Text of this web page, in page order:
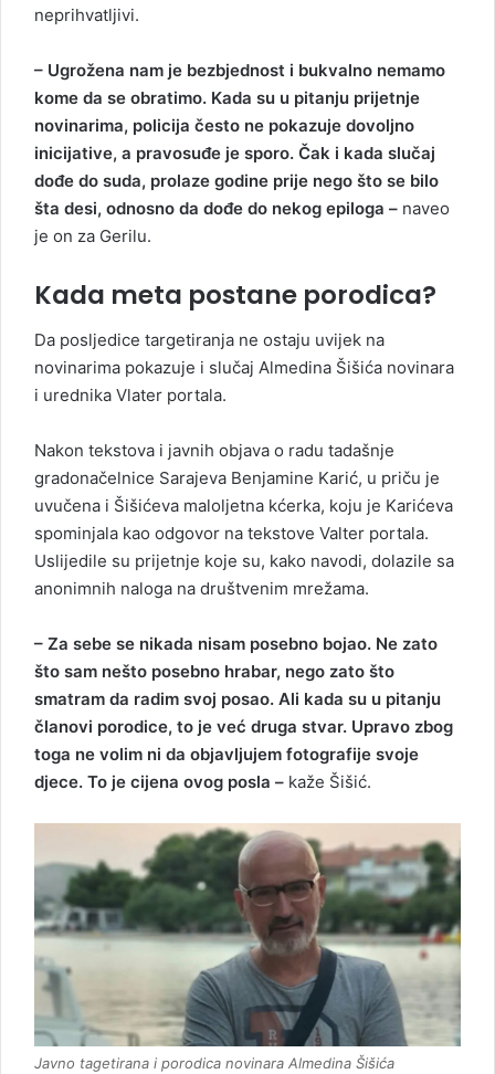
neprihvatljivi.
– Ugrožena nam je bezbjednost i bukvalno nemamo
kome da se obratimo. Kada su u pitanju prijetnje
novinarima, policija često ne pokazuje dovoljno
inicijative, a pravosuđe je sporo. Čak i kada slučaj
dođe do suda, prolaze godine prije nego što se bilo
šta desi, odnosno da dođe do nekog epiloga – naveo
je on za Gerilu.
Kada meta postane porodica?
Da posljedice targetiranja ne ostaju uvijek na
novinarima pokazuje i slučaj Almedina Šišića novinara
i urednika Vlater portala.
Nakon tekstova i javnih objava o radu tadašnje
gradonačelnice Sarajeva Benjamine Karić, u priču je
uvučena i Šišićeva maloljetna kćerka, koju je Karićeva
spominjala kao odgovor na tekstove Valter portala.
Uslijedile su prijetnje koje su, kako navodi, dolazile sa
anonimnih naloga na društvenim mrežama.
– Za sebe se nikada nisam posebno bojao. Ne zato
što sam nešto posebno hrabar, nego zato što
smatram da radim svoj posao. Ali kada su u pitanju
članovi porodice, to je već druga stvar. Upravo zbog
toga ne volim ni da objavljujem fotografije svoje
djece. To je cijena ovog posla – kaže Šišić.
Javno tagetirana i porodica novinara Almedina Šišića